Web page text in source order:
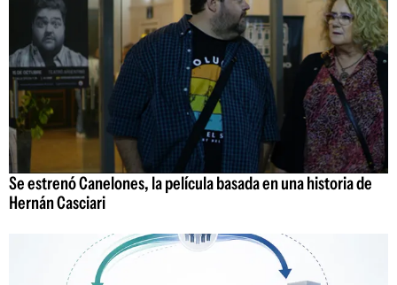
Se estrenó Canelones, la película basada en una historia de
Hernán Casciari